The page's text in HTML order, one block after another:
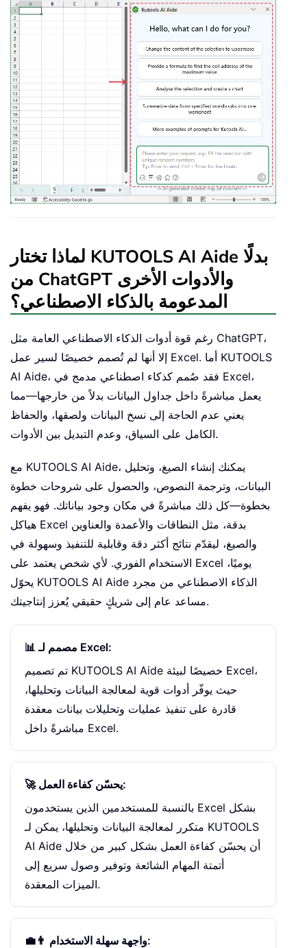
لماذا تختار KUTOOLS AI Aide بدلًا
من ChatGPT والأدوات الأخرى
المدعومة بالذكاء الاصطناعي؟
رغم قوة أدوات الذكاء الاصطناعي العامة مثل ChatGPT،
إلا أنها لم تُصمم خصيصًا لسير عمل Excel. أما KUTOOLS
AI Aide، فقد صُمم كذكاء اصطناعي مدمج في Excel،
يعمل مباشرةً داخل جداول البيانات بدلاً من خارجها—مما
يعني عدم الحاجة إلى نسخ البيانات ولصقها، والحفاظ
الكامل على السياق، وعدم التبديل بين الأدوات.
مع KUTOOLS AI Aide، يمكنك إنشاء الصيغ، وتحليل
البيانات، وترجمة النصوص، والحصول على شروحات خطوة
بخطوة—كل ذلك مباشرةً في مكان وجود بياناتك. فهو يفهم
هياكل Excel بدقة، مثل النطاقات والأعمدة والعناوين
والصيغ، ليقدّم نتائج أكثر دقة وقابلية للتنفيذ وسهولة في
الاستخدام الفوري. لأي شخص يعتمد على Excel يوميًا،
يحوّل KUTOOLS AI Aide الذكاء الاصطناعي من مجرد
مساعد عام إلى شريكٍ حقيقي يُعزز إنتاجيتك.
📊 مصمم لـ Excel:
تم تصميم KUTOOLS AI Aide خصيصًا لبيئة Excel،
حيث يوفّر أدوات قوية لمعالجة البيانات وتحليلها،
قادرة على تنفيذ عمليات وتحليلات بيانات معقدة
مباشرةً داخل Excel.
🚀 يحسّن كفاءة العمل:
بالنسبة للمستخدمين الذين يستخدمون Excel بشكل
متكرر لمعالجة البيانات وتحليلها، يمكن لـ KUTOOLS
AI Aide أن يحسّن كفاءة العمل بشكل كبير من خلال
أتمتة المهام الشائعة وتوفير وصول سريع إلى
الميزات المعقدة.
👨‍💼 واجهة سهلة الاستخدام: